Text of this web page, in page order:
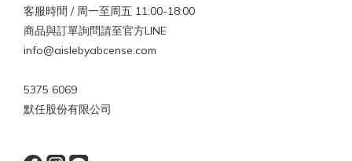
客服時間 / 周一至周五 11:00-18:00
商品與訂單詢問請至官方LINE
info@aislebyabcense.com
5375 6069
默任股份有限公司